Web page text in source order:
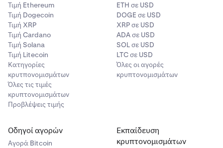
Τιμή Ethereum
Τιμή Dogecoin
Τιμή XRP
Τιμή Cardano
Τιμή Solana
Τιμή Litecoin
Κατηγορίες
κρυτπονομισμάτων
Όλες τις τιμές
κρυπτονομισμάτων
Προβλέψεις τιμής
ETH σε USD
DOGE σε USD
XRP σε USD
ADA σε USD
SOL σε USD
LTC σε USD
Όλες οι αγορές
κρυπτονομισμάτων
Οδηγοί αγορών
Αγορά Bitcoin
Εκπαίδευση
κρυπτονομισμάτων